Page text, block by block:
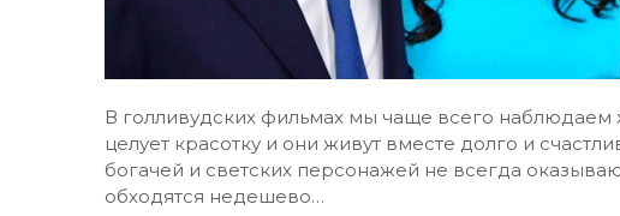
В голливудских фильмах мы чаще всего
целует красотку и они живут вместе долго и
богачей и светских персонажей не всегда
обходятся недешево…